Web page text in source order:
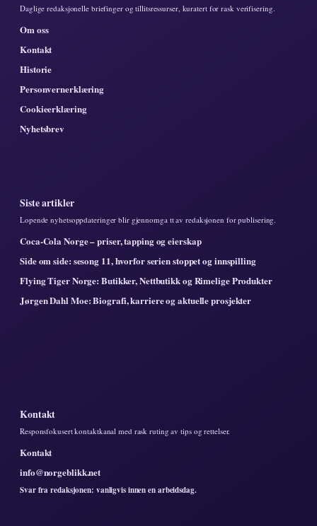
Daglige redaksjonelle briefinger og tillitsressurser, kuratert for rask verifisering.
Om oss
Kontakt
Historie
Personvernerklæring
Cookieerklæring
Nyhetsbrev
Siste artikler
Lopende nyhetsoppdateringer blir gjennomga tt av redaksjonen for publisering.
Coca-Cola Norge – priser, tapping og eierskap
Side om side: sesong 11, hvorfor serien stoppet og innspilling
Flying Tiger Norge: Butikker, Nettbutikk og Rimelige Produkter
Jørgen Dahl Moe: Biografi, karriere og aktuelle prosjekter
Kontakt
Responsfokusert kontaktkanal med rask ruting av tips og rettelser.
Kontakt
info@norgeblikk.net
Svar fra redaksjonen: vanligvis innen en arbeidsdag.